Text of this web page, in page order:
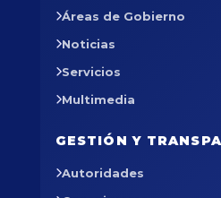
Áreas de Gobierno
Noticias
Servicios
Multimedia
GESTIÓN Y
Autoridades